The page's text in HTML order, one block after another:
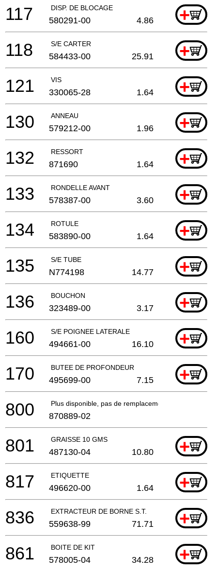
DISP. DE BLOCAGE +
117 580291-00 4.86
S/E CARTER +
118 584433-00 25.91
VIS +
121 330065-28 1.64
ANNEAU +
130 579212-00 1.96
RESSORT +
132 871690 1.64
RONDELLE AVANT +
133 578387-00 3.60
ROTULE +
134 583890-00 1.64
S/E TUBE +
135 N774198 14.77
BOUCHON +
136 323489-00 3.17
S/E POIGNEE LATERALE +
160 494661-00 16.10
BUTEE DE PROFONDEUR +
170 495699-00 7.15
Plus disponible, pas de remplacement
800 870889-02
GRAISSE 10 GMS +
801 487130-04 10.80
ETIQUETTE +
817 496620-00 1.64
EXTRACTEUR DE BORNE S.T. +
836 559638-99 71.71
BOITE DE KIT +
861 578005-04 34.28